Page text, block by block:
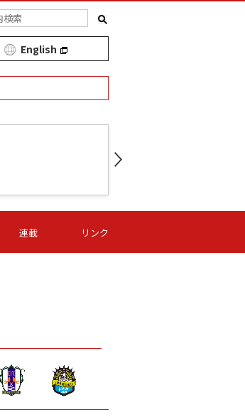
English
第16節 09/06 (日) 15:00
- -
連載 リンク